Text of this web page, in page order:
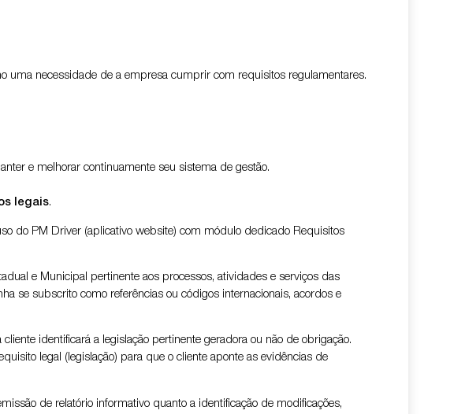
uma necessidade de a empresa cumprir com requisitos regulamentares.
e melhorar continuamente seu sistema de gestão.
legais.
do PM Driver (aplicativo website) com módulo dedicado Requisitos
e Municipal pertinente aos processos, atividades e serviços das
se subscrito como referências ou códigos internacionais, acordos e
identificará a legislação pertinente geradora ou não de obrigação.
legal (legislação) para que o cliente aponte as evidências de
de relatório informativo quanto a identificação de modificações,